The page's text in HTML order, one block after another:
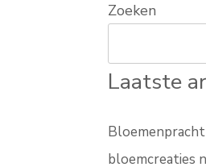
Zoeken
Laatste
bloemcreaties